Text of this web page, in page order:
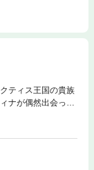
ティス王国の貴族
ナが偶然出会った
月の夜、リィナは
。そこでリィナ
まい――!?運命は必
タジー開幕!!（こ